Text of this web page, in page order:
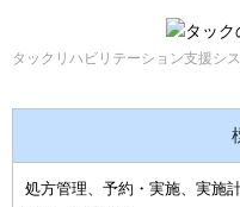
タックリハビリテーション支援シス
処方管理、予約・実施、実施